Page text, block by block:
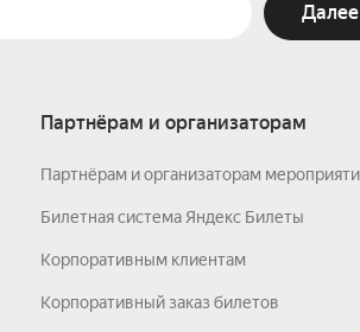
Далее
Партнёрам и организаторам
Партнёрам и организаторам
Билетная система Яндекс Билеты
Корпоративным клиентам
Корпоративный заказ билетов